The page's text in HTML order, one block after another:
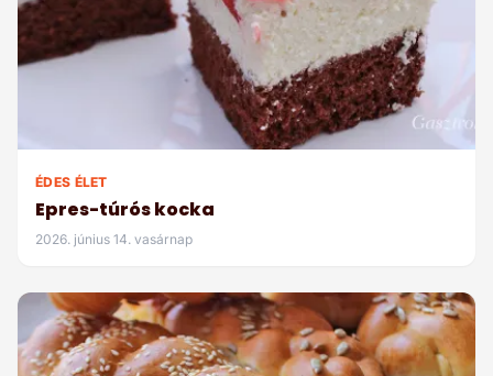
ÉDES ÉLET
Epres-túrós kocka
2026. június 14. vasárnap